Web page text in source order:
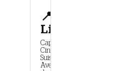
📍
Lieu
Capitole
Cinémathèque
Suisse
Avenue